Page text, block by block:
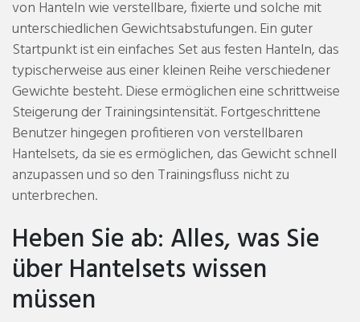
von Hanteln wie verstellbare, fixierte und solche mit
unterschiedlichen Gewichtsabstufungen. Ein guter
Startpunkt ist ein einfaches Set aus festen Hanteln, das
typischerweise aus einer kleinen Reihe verschiedener
Gewichte besteht. Diese ermöglichen eine schrittweise
Steigerung der Trainingsintensität. Fortgeschrittene
Benutzer hingegen profitieren von verstellbaren
Hantelsets, da sie es ermöglichen, das Gewicht schnell
anzupassen und so den Trainingsfluss nicht zu
unterbrechen.
Heben Sie ab: Alles, was Sie
über Hantelsets wissen
müssen